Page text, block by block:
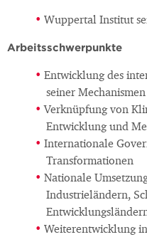
Wuppertal Institut
Arbeitsschwerpunkte
Entwicklung des
seiner Mechanismen
Verknüpfung von
Entwicklung und
Internationale
Transformationen
Nationale
Industrieländern,
Weiterentwicklung